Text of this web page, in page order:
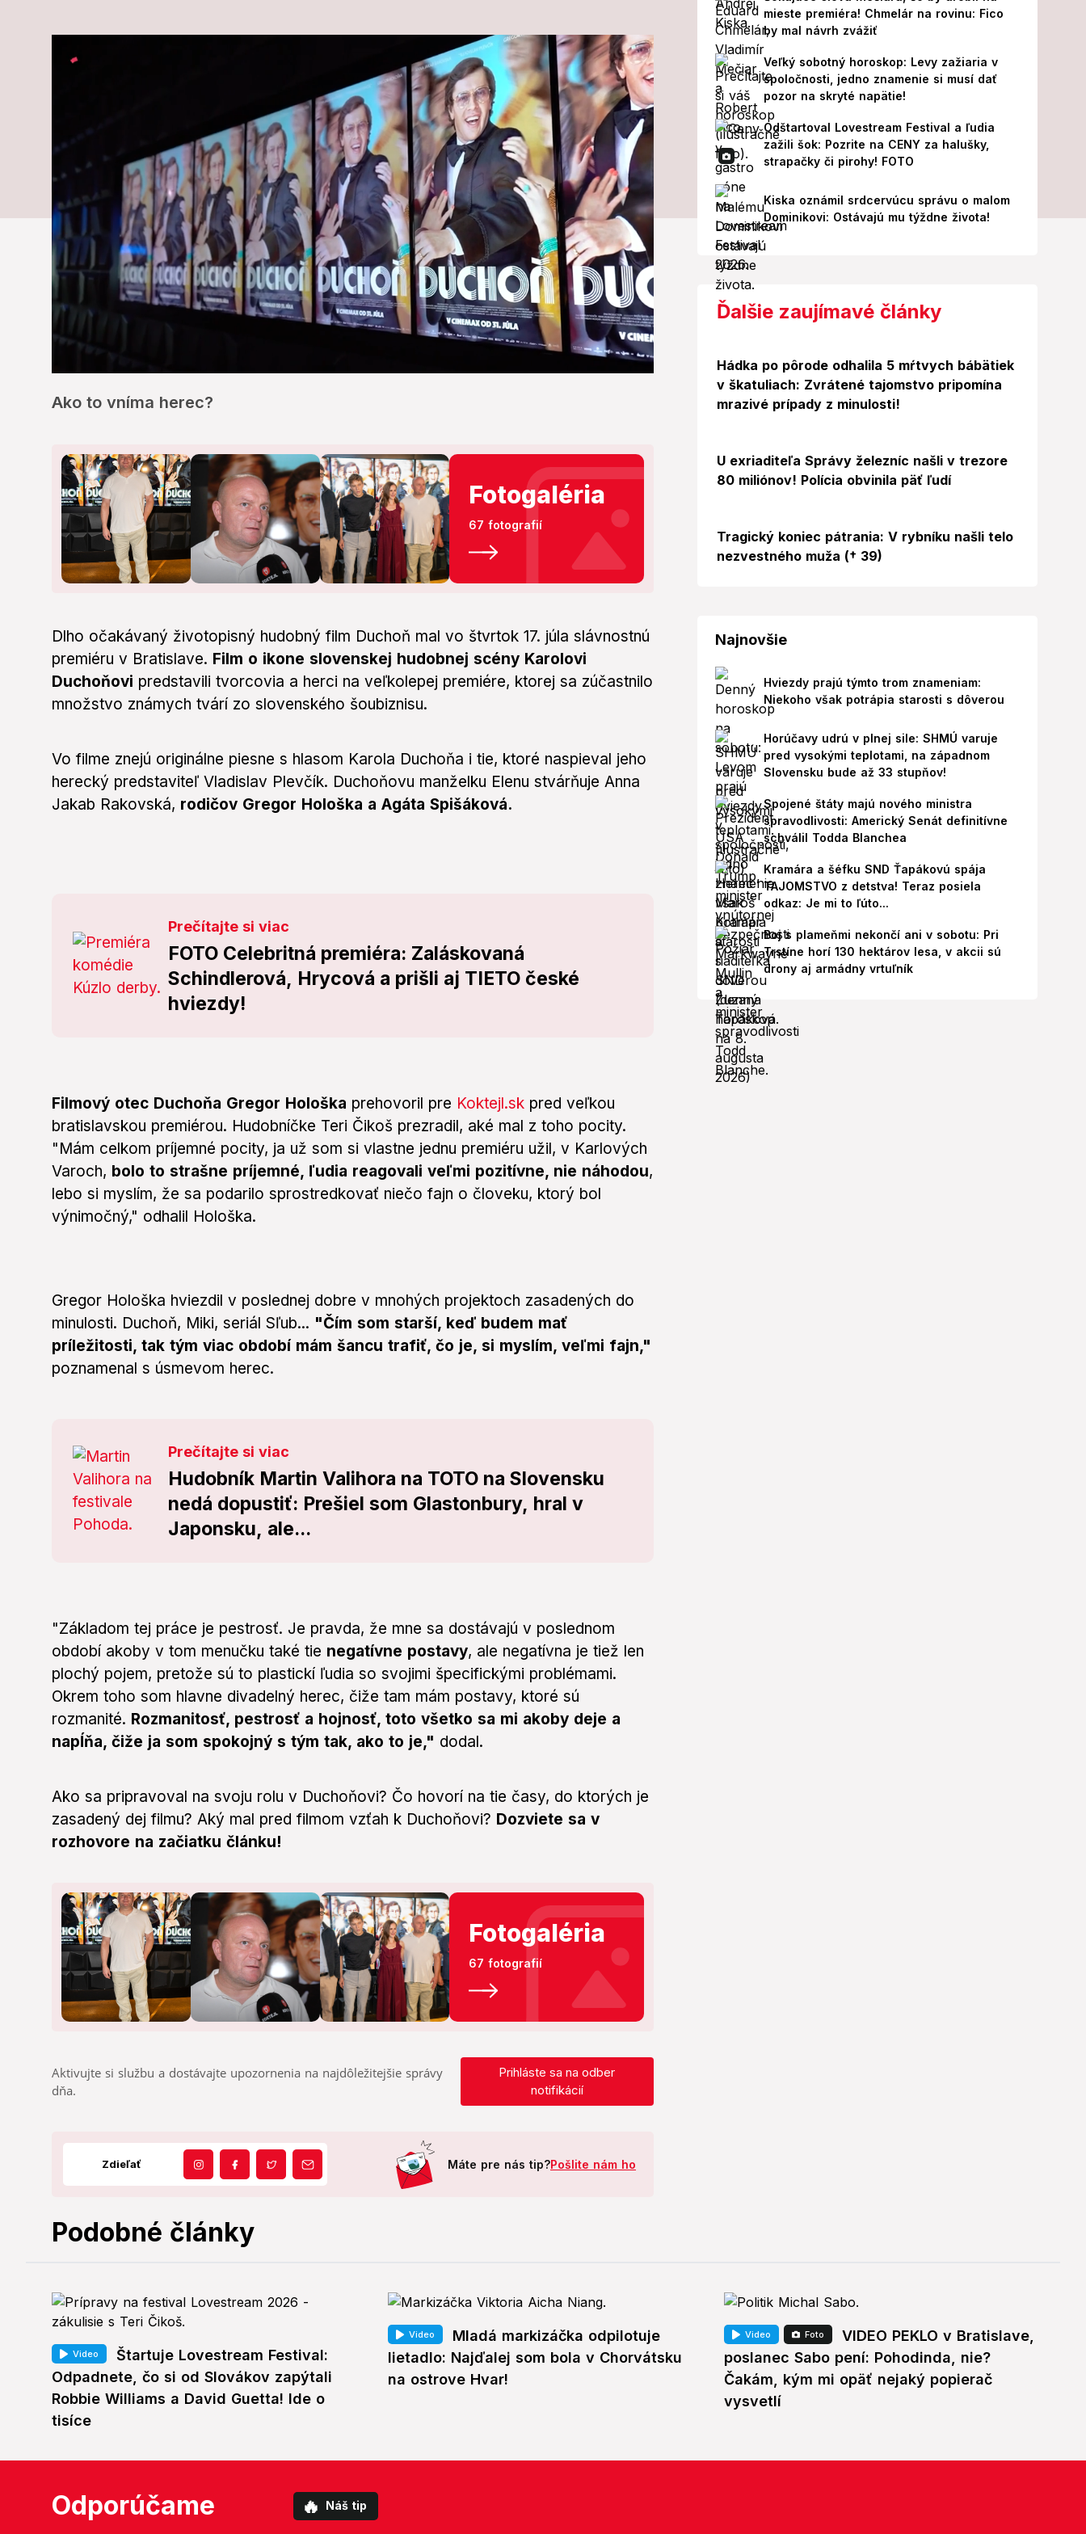
5
0%
Ako to vníma herec?
poslednom období negatívne
postavy, otvorené slová
herca: Čím som starší...
Ako to vníma herec?
Fotogaléria
67 fotografií
Dlho očakávaný životopisný hudobný film Duchoň mal vo štvrtok 17. júla slávnostnú
premiéru v Bratislave. Film o ikone slovenskej hudobnej scény Karolovi
Duchoňovi predstavili tvorcovia a herci na veľkolepej premiére, ktorej sa zúčastnilo
množstvo známych tvárí zo slovenského šoubiznisu.
Vo filme znejú originálne piesne s hlasom Karola Duchoňa i tie, ktoré naspieval jeho
herecký predstaviteľ Vladislav Plevčík. Duchoňovu manželku Elenu stvárňuje Anna
Jakab Rakovská, rodičov Gregor Hološka a Agáta Spišáková.
Prečítajte si viac
FOTO Celebritná premiéra: Zaláskovaná
Schindlerová, Hrycová a prišli aj TIETO české
hviezdy!
Filmový otec Duchoňa Gregor Hološka prehovoril pre Koktejl.sk pred veľkou
bratislavskou premiérou. Hudobníčke Teri Čikoš prezradil, aké mal z toho pocity.
"Mám celkom príjemné pocity, ja už som si vlastne jednu premiéru užil, v Karlových
Varoch, bolo to strašne príjemné, ľudia reagovali veľmi pozitívne, nie náhodou,
lebo si myslím, že sa podarilo sprostredkovať niečo fajn o človeku, ktorý bol
výnimočný," odhalil Hološka.
Gregor Hološka hviezdil v poslednej dobre v mnohých projektoch zasadených do
minulosti. Duchoň, Miki, seriál Sľub... "Čím som starší, keď budem mať
príležitosti, tak tým viac období mám šancu trafiť, čo je, si myslím, veľmi fajn,"
poznamenal s úsmevom herec.
Prečítajte si viac
Hudobník Martin Valihora na TOTO na Slovensku
nedá dopustiť: Prešiel som Glastonbury, hral v
Japonsku, ale...
"Základom tej práce je pestrosť. Je pravda, že mne sa dostávajú v poslednom
období akoby v tom menučku také tie negatívne postavy, ale negatívna je tiež len
plochý pojem, pretože sú to plastickí ľudia so svojimi špecifickými problémami.
Okrem toho som hlavne divadelný herec, čiže tam mám postavy, ktoré sú
rozmanité. Rozmanitosť, pestrosť a hojnosť, toto všetko sa mi akoby deje a
napĺňa, čiže ja som spokojný s tým tak, ako to je," dodal.
Ako sa pripravoval na svoju rolu v Duchoňovi? Čo hovorí na tie časy, do ktorých je
zasadený dej filmu? Aký mal pred filmom vzťah k Duchoňovi? Dozviete sa v
rozhovore na začiatku článku!
Fotogaléria
67 fotografií
Aktivujte si službu a dostávajte upozornenia na najdôležitejšie správy
dňa.
Prihláste sa na odber
notifikácií
Zdieľať Máte pre nás tip?Pošlite nám ho
mieste premiéra! Chmelár na rovinu: Fico
by mal návrh zvážiť
Veľký sobotný horoskop: Levy zažiaria v
spoločnosti, jedno znamenie si musí dať
pozor na skryté napätie!
Odštartoval Lovestream Festival a ľudia
zažili šok: Pozrite na CENY za halušky,
strapačky či pirohy! FOTO
Kiska oznámil srdcervúcu správu o malom
Dominikovi: Ostávajú mu týždne života!
Ďalšie zaujímavé články
Hádka po pôrode odhalila 5 mŕtvych bábätiek
v škatuliach: Zvrátené tajomstvo pripomína
mrazivé prípady z minulosti!
U exriaditeľa Správy železníc našli v trezore
80 miliónov! Polícia obvinila päť ľudí
Tragický koniec pátrania: V rybníku našli telo
nezvestného muža († 39)
Najnovšie
Hviezdy prajú týmto trom znameniam:
Niekoho však potrápia starosti s dôverou
Horúčavy udrú v plnej sile: SHMÚ varuje
pred vysokými teplotami, na západnom
Slovensku bude až 33 stupňov!
Spojené štáty majú nového ministra
spravodlivosti: Americký Senát definitívne
schválil Todda Blanchea
Kramára a šéfku SND Ťapákovú spája
TAJOMSTVO z detstva! Teraz posiela
odkaz: Je mi to ľúto...
Boj s plameňmi nekončí ani v sobotu: Pri
Trstíne horí 130 hektárov lesa, v akcii sú
drony aj armádny vrtuľník
Podobné články
Video
Štartuje Lovestream Festival:
Odpadnete, čo si od Slovákov zapýtali
Robbie Williams a David Guetta! Ide o
tisíce
Video
Mladá markizáčka odpilotuje
lietadlo: Najďalej som bola v Chorvátsku
na ostrove Hvar!
Video Foto
VIDEO PEKLO v Bratislave,
poslanec Sabo pení: Pohodinda, nie?
Čakám, kým mi opäť nejaký popierač
vysvetlí
Odporúčame 🔥 Náš tip